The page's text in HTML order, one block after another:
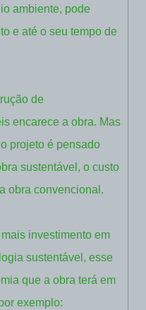
ambiente, pode
e até o seu tempo de
de
encarece a obra. Mas
projeto é pensado
sustentável, o custo
obra convencional.
investimento em
sustentável, esse
que a obra terá em
exemplo: